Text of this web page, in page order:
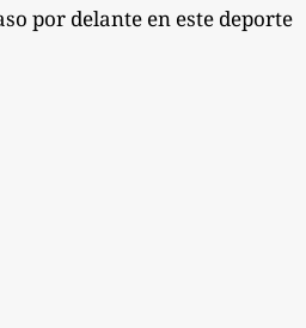
por delante en este deporte